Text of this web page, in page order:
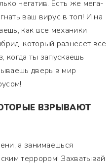
негатив. Есть же мега-
ваш вирус в топ! И на
как все механики
который разнесет все
когда ты запускаешь
дверь в мир
ВЗРЫВАЮТ
а занимаешься
террором! Захватывай